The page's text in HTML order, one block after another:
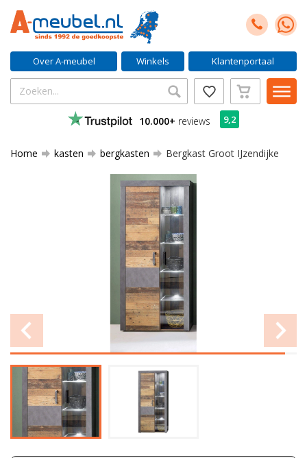
Over A-meubel Winkels Klantenportaal
10.000+ reviews 9,2
Home kasten bergkasten Bergkast Groot IJzendijke